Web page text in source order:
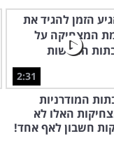
2:31
המודרניות
האלו לא
חשבון לאף אחד!